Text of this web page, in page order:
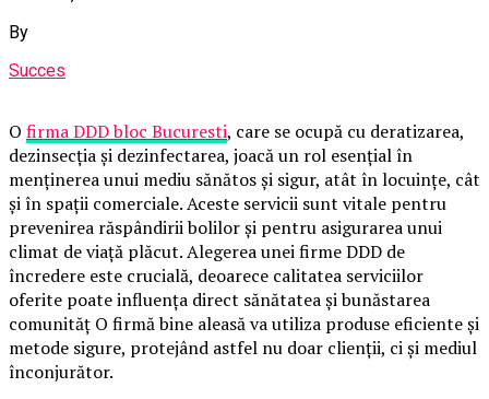
By
Succes
O firma DDD bloc Bucuresti, care se ocupă cu deratizarea,
dezinsecția și dezinfectarea, joacă un rol esențial în
menținerea unui mediu sănătos și sigur, atât în locuințe, cât
și în spații comerciale. Aceste servicii sunt vitale pentru
prevenirea răspândirii bolilor și pentru asigurarea unui
climat de viață plăcut. Alegerea unei firme DDD de
încredere este crucială, deoarece calitatea serviciilor
oferite poate influența direct sănătatea și bunăstarea
comunităț O firmă bine aleasă va utiliza produse eficiente și
metode sigure, protejând astfel nu doar clienții, ci și mediul
înconjurător.